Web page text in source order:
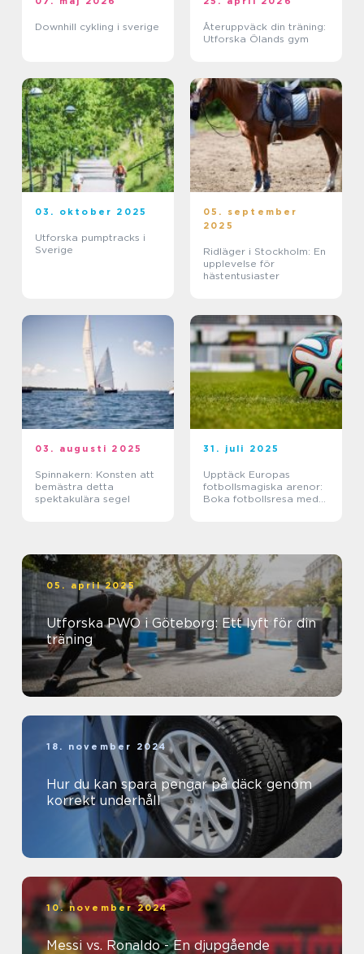
Downhill cykling i sverige
Återuppväck din träning:
Utforska Ölands gym
03. oktober 2025
Utforska pumptracks i
Sverige
05. september
2025
Ridläger i Stockholm: En
upplevelse för
hästentusiaster
03. augusti 2025
Spinnakern: Konsten att
bemästra detta
spektakulära segel
31. juli 2025
Upptäck Europas
fotbollsmagiska arenor:
Boka fotbollsresa med
05. april 2025
Utforska PWO i Göteborg: Ett lyft för din
träning
18. november 2024
Hur du kan spara pengar på däck genom
korrekt underhåll
10. november 2024
Messi vs. Ronaldo - En djupgående